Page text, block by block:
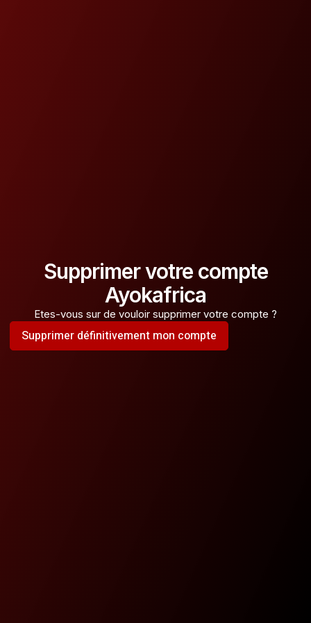
Supprimer votre compte
Ayokafrica
Etes-vous sur de vouloir supprimer votre compte ?
Supprimer définitivement mon compte